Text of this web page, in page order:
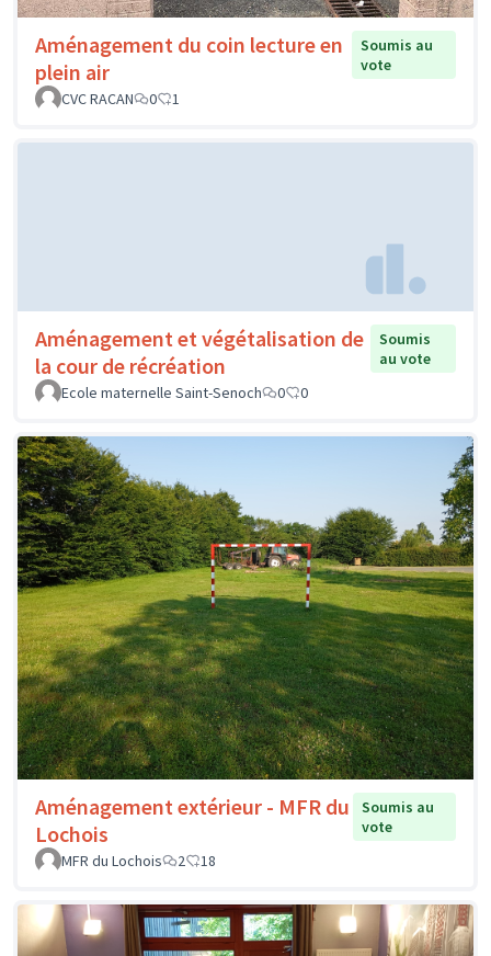
Aménagement du coin lecture en
plein air
Soumis au
vote
CVC RACAN
0 1
Aménagement et végétalisation de
la cour de récréation
Soumis
au vote
Ecole maternelle Saint-Senoch
0 0
Aménagement extérieur - MFR du
Lochois
Soumis au
vote
MFR du Lochois
2 18